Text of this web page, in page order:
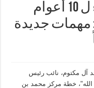
استعرض خطة الفضاء ل 10 أعوام
مهمات جديدة
مكتوم، نائب رئيس
الله"، خطة مركز محمد بن